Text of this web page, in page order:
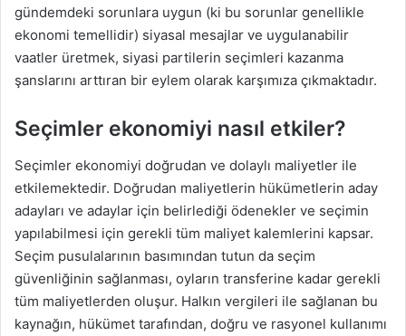
gündemdeki sorunlara uygun (ki bu sorunlar genellikle
ekonomi temellidir) siyasal mesajlar ve uygulanabilir
vaatler üretmek, siyasi partilerin seçimleri kazanma
şanslarını arttıran bir eylem olarak karşımıza çıkmaktadır.
Seçimler ekonomiyi nasıl etkiler?
Seçimler ekonomiyi doğrudan ve dolaylı maliyetler ile
etkilemektedir. Doğrudan maliyetlerin hükümetlerin aday
adayları ve adaylar için belirlediği ödenekler ve seçimin
yapılabilmesi için gerekli tüm maliyet kalemlerini kapsar.
Seçim pusulalarının basımından tutun da seçim
güvenliğinin sağlanması, oyların transferine kadar gerekli
tüm maliyetlerden oluşur. Halkın vergileri ile sağlanan bu
kaynağın, hükümet tarafından, doğru ve rasyonel kullanımı